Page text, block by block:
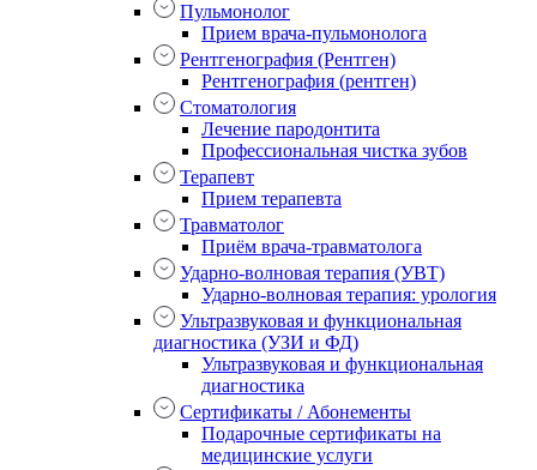
Пульмонолог
Прием врача-пульмонолога
Рентгенография (Рентген)
Рентгенография (рентген)
Стоматология
Лечение пародонтита
Профессиональная чистка зубов
Терапевт
Прием терапевта
Травматолог
Приём врача-травматолога
Ударно-волновая терапия (УВТ)
Ударно-волновая терапия: урология
Ультразвуковая и функциональная
диагностика (УЗИ и ФД)
Ультразвуковая и функциональная
диагностика
Сертификаты / Абонементы
Подарочные сертификаты на
медицинские услуги